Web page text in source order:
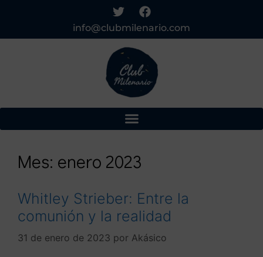
info@clubmilenario.com
Mes: enero 2023
Whitley Strieber: Entre la
comunión y la realidad
31 de enero de 2023 por Akásico